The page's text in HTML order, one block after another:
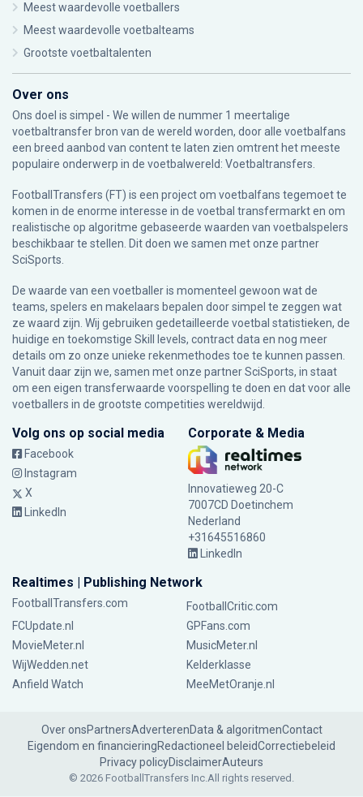
Meest waardevolle voetballers
Meest waardevolle voetbalteams
Grootste voetbaltalenten
Over ons
Ons doel is simpel - We willen de nummer 1 meertalige
voetbaltransfer bron van de wereld worden, door alle voetbalfans
een breed aanbod van content te laten zien omtrent het meeste
populaire onderwerp in de voetbalwereld: Voetbaltransfers.
FootballTransfers (FT) is een project om voetbalfans tegemoet te
komen in de enorme interesse in de voetbal transfermarkt en om
realistische op algoritme gebaseerde waarden van voetbalspelers
beschikbaar te stellen. Dit doen we samen met onze partner
SciSports
De waarde van een voetballer is momenteel gewoon wat de
teams, spelers en makelaars bepalen door simpel te zeggen wat
ze waard zijn. Wij gebruiken gedetailleerde voetbal statistieken, de
huidige en toekomstige Skill levels, contract data en nog meer
details om zo onze unieke rekenmethodes toe te kunnen passen.
Vanuit daar zijn we, samen met onze partner SciSports, in staat
om een eigen transferwaarde voorspelling te doen en dat voor alle
voetballers in de grootste competities wereldwijd.
Volg ons op social media
Facebook
Instagram
X
LinkedIn
Corporate & Media
Innovatieweg 20-C
7007CD Doetinchem
Nederland
+31645516860
LinkedIn
Realtimes | Publishing Network
FootballTransfers.com
FootballCritic.com
FCUpdate.nl
GPFans.com
MovieMeter.nl
MusicMeter.nl
WijWedden.net
Kelderklasse
Anfield Watch
MeeMetOranje.nl
Over onsPartnersAdverterenData & algoritmenContact
Eigendom en financieringRedactioneel beleidCorrectiebeleid
Privacy policyDisclaimerAuteurs
© 2026 FootballTransfers Inc.All rights reserved.